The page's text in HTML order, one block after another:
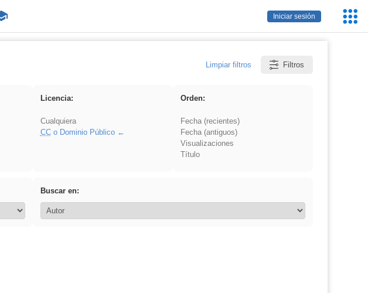
Iniciar sesión
Limpiar filtros Filtros
Licencia:
Cualquiera
CCo Dominio Público
Orden:
Fecha (recientes)
Fecha (antiguos)
Visualizaciones
Título
Buscar en: